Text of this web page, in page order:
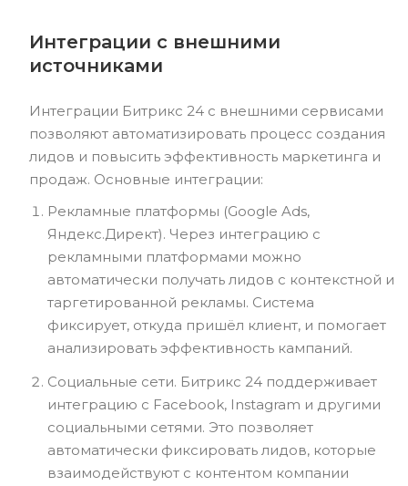
Интеграции с внешними
источниками
Интеграции Битрикс 24 с внешними сервисами
позволяют автоматизировать процесс создания
лидов и повысить эффективность маркетинга и
продаж. Основные интеграции:
Рекламные платформы (Google Ads,
Яндекс.Директ). Через интеграцию с
рекламными платформами можно
автоматически получать лидов с контекстной и
таргетированной рекламы. Система
фиксирует, откуда пришёл клиент, и помогает
анализировать эффективность кампаний.
Социальные сети. Битрикс 24 поддерживает
интеграцию с Facebook, Instagram и другими
социальными сетями. Это позволяет
автоматически фиксировать лидов, которые
взаимодействуют с контентом компании